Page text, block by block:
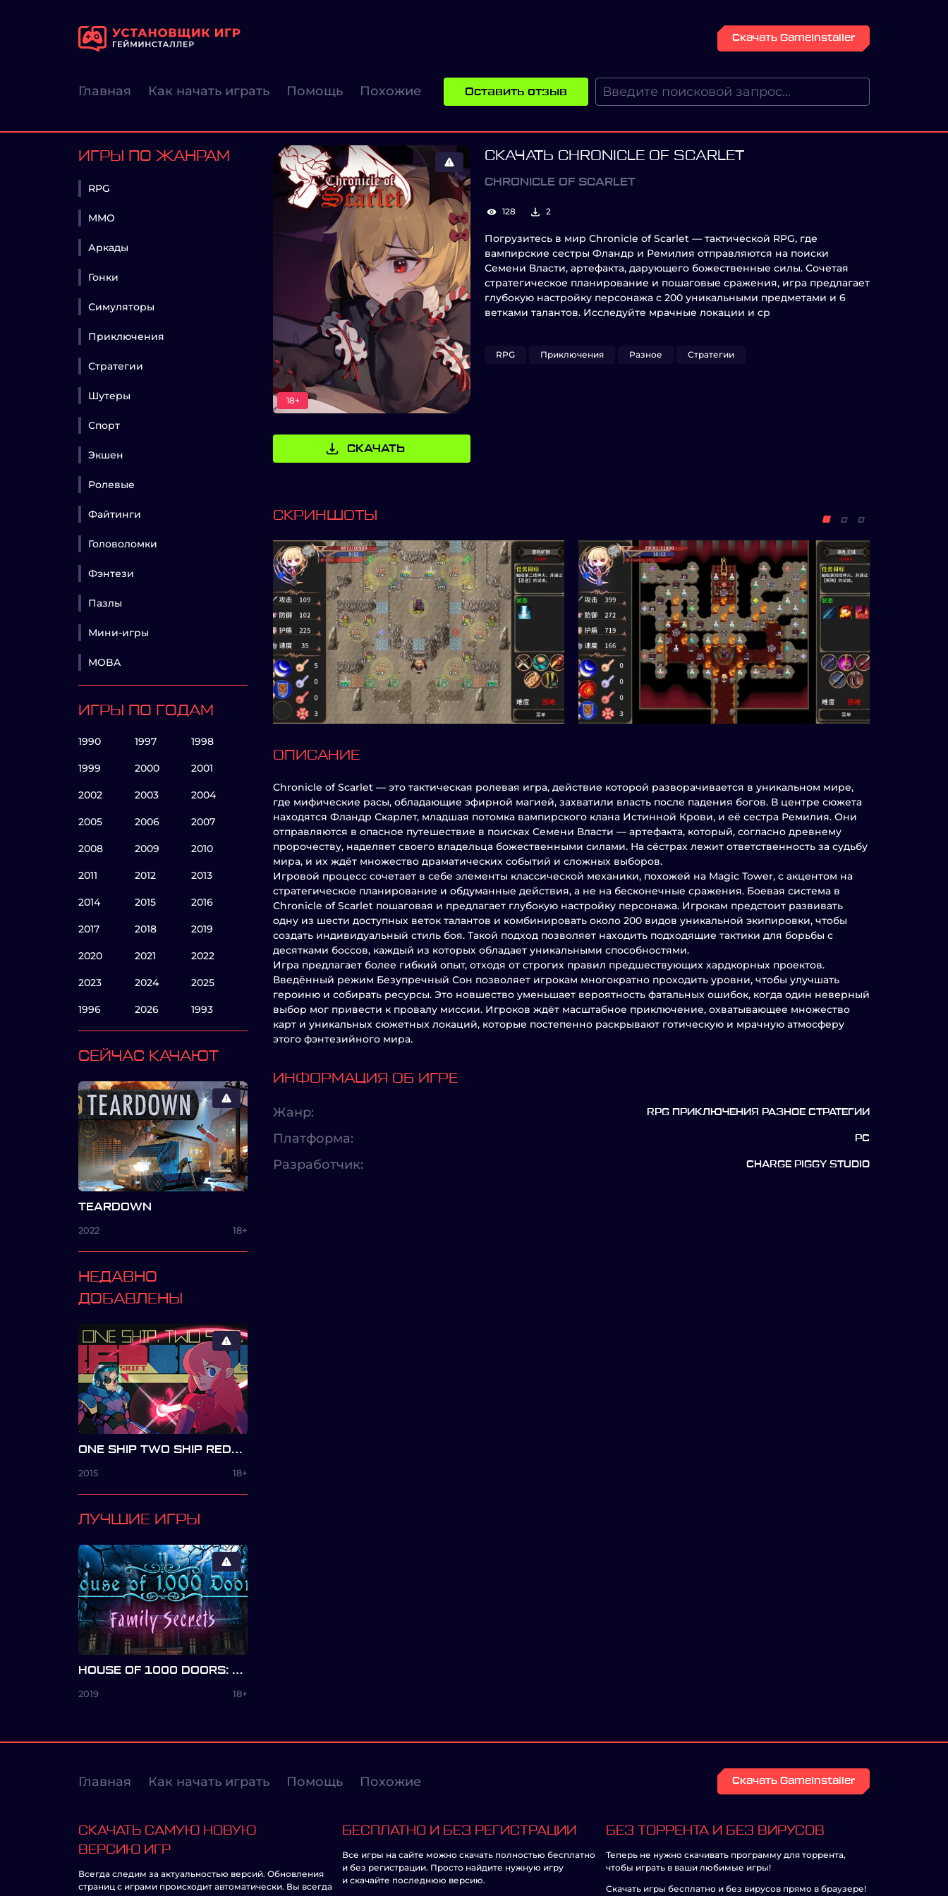
Скачать GameInstaller
Главная Как начать играть Помощь Похожие Оставить отзыв
ИГРЫ ПО ЖАНРАМ
RPG
MMO
Аркады
Гонки
Симуляторы
Приключения
Стратегии
Шутеры
Спорт
Экшен
Ролевые
Файтинги
Головоломки
Фэнтези
Пазлы
Мини-игры
MOBA
ИГРЫ ПО ГОДАМ
1990 1997 1998
1999 2000 2001
2002 2003 2004
2005 2006 2007
2008 2009 2010
2011 2012 2013
2014 2015 2016
2017 2018 2019
2020 2021 2022
2023 2024 2025
1996 2026 1993
СЕЙЧАС КАЧАЮТ
TEARDOWN
2022 18+
НЕДАВНО
ДОБАВЛЕНЫ
ONE SHIP TWO SHIP REDSHIFT BLUESHIFT
2015 18+
ЛУЧШИЕ ИГРЫ
HOUSE OF 1000 DOORS: FAMILY SECRETS
2019 18+
18+
СКАЧАТЬ
СКАЧАТЬ CHRONICLE OF SCARLET
CHRONICLE OF SCARLET
128 2
Погрузитесь в мир Chronicle of Scarlet — тактической RPG, где
вампирские сестры Фландр и Ремилия отправляются на поиски
Семени Власти, артефакта, дарующего божественные силы. Сочетая
стратегическое планирование и пошаговые сражения, игра предлагает
глубокую настройку персонажа с 200 уникальными предметами и 6
ветками талантов. Исследуйте мрачные локации и ср
RPG Приключения Разное Стратегии
СКРИНШОТЫ
ОПИСАНИЕ
Chronicle of Scarlet — это тактическая ролевая игра, действие которой разворачивается в уникальном мире,
где мифические расы, обладающие эфирной магией, захватили власть после падения богов. В центре сюжета
находятся Фландр Скарлет, младшая потомка вампирского клана Истинной Крови, и её сестра Ремилия. Они
отправляются в опасное путешествие в поисках Семени Власти — артефакта, который, согласно древнему
пророчеству, наделяет своего владельца божественными силами. На сёстрах лежит ответственность за судьбу
мира, и их ждёт множество драматических событий и сложных выборов.
Игровой процесс сочетает в себе элементы классической механики, похожей на Magic Tower, с акцентом на
стратегическое планирование и обдуманные действия, а не на бесконечные сражения. Боевая система в
Chronicle of Scarlet пошаговая и предлагает глубокую настройку персонажа. Игрокам предстоит развивать
одну из шести доступных веток талантов и комбинировать около 200 видов уникальной экипировки, чтобы
создать индивидуальный стиль боя. Такой подход позволяет находить подходящие тактики для борьбы с
десятками боссов, каждый из которых обладает уникальными способностями.
Игра предлагает более гибкий опыт, отходя от строгих правил предшествующих хардкорных проектов.
Введённый режим Безупречный Сон позволяет игрокам многократно проходить уровни, чтобы улучшать
героиню и собирать ресурсы. Это новшество уменьшает вероятность фатальных ошибок, когда один неверный
выбор мог привести к провалу миссии. Игроков ждёт масштабное приключение, охватывающее множество
карт и уникальных сюжетных локаций, которые постепенно раскрывают готическую и мрачную атмосферу
этого фэнтезийного мира.
ИНФОРМАЦИЯ ОБ ИГРЕ
Жанр: RPG ПРИКЛЮЧЕНИЯ РАЗНОЕ СТРАТЕГИИ
Платформа: PC
Разработчик: CHARGE PIGGY STUDIO
Главная Как начать играть Помощь Похожие Скачать GameInstaller
СКАЧАТЬ САМУЮ НОВУЮ
ВЕРСИЮ ИГР
Всегда следим за актуальностью версий. Обновления
страниц с играми происходит автоматически. Вы всегда
БЕСПЛАТНО И БЕЗ РЕГИСТРАЦИИ
Все игры на сайте можно скачать полностью бесплатно
и без регистрации. Просто найдите нужную игру
и скачайте последнюю версию.
БЕЗ ТОРРЕНТА И БЕЗ ВИРУСОВ
Теперь не нужно скачивать программу для торрента,
чтобы играть в ваши любимые игры!
Скачать игры бесплатно и без вирусов прямо в браузере!